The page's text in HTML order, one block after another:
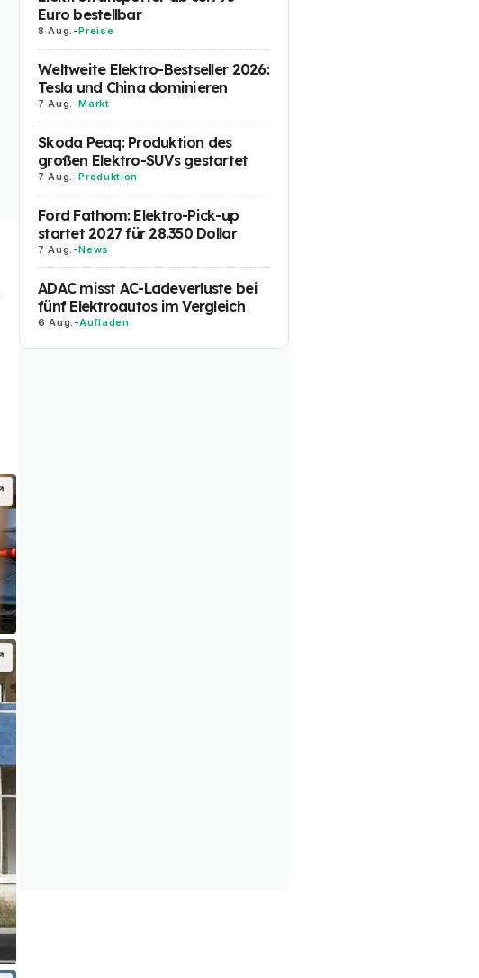
Euro bestellbar
8 Aug. -Preise
Weltweite Elektro-Bestseller 2026:
Tesla und China dominieren
7 Aug. -Markt
Skoda Peaq: Produktion des
großen Elektro-SUVs gestartet
7 Aug. -Produktion
Ford Fathom: Elektro-Pick-up
startet 2027 für 28.350 Dollar
7 Aug. -News
ADAC misst AC-Ladeverluste bei
fünf Elektroautos im Vergleich
6 Aug. -Aufladen